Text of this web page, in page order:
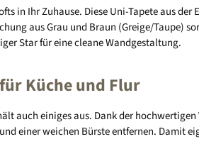
in Ihr Zuhause. Diese Uni-Tapete aus
aus Grau und Braun (Greige/Taupe)
Star für eine cleane Wandgestaltung.
Küche und Flur
auch einiges aus. Dank der
einer weichen Bürste entfernen. Damit